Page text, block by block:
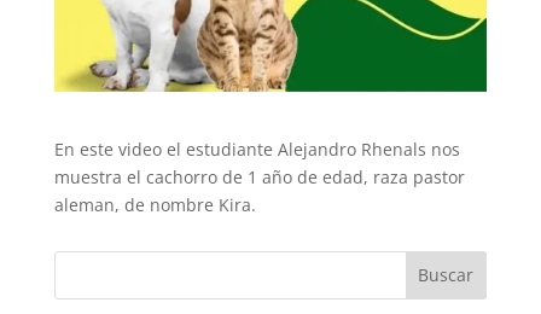
En este video el estudiante Alejandro Rhenals nos
muestra el cachorro de 1 año de edad, raza pastor
aleman, de nombre Kira.